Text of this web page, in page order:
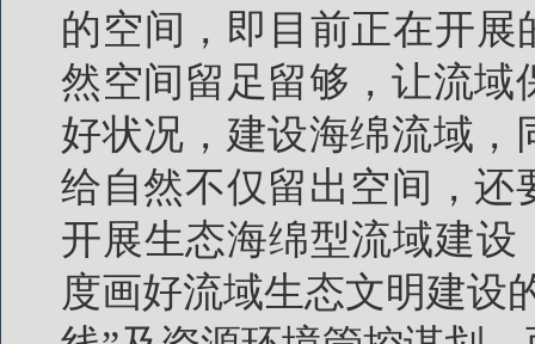
的空间，即目前正在开展
然空间留足留够，让流域
好状况，建设海绵流域
给自然不仅留出空间，还
开展生态海绵型流域建设
度画好流域生态文明建设